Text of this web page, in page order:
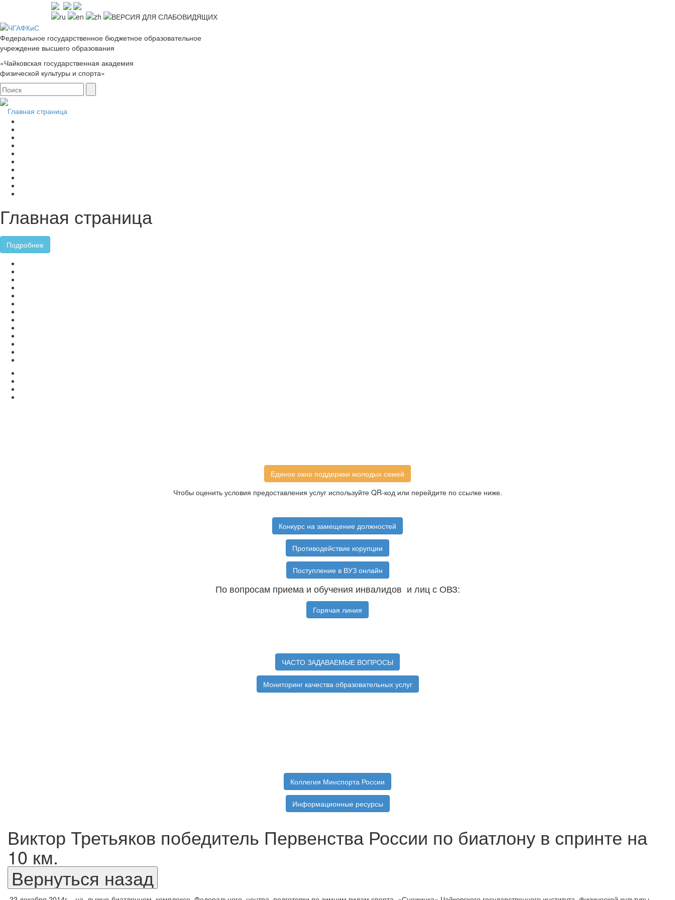
Федеральное государственное бюджетное образовательное
учреждение высшего образования
«Чайковская государственная академия
физической культуры и спорта»
Главная страница
Главная страница
Подробнее
Единое окно поддержки молодых семей
Чтобы оценить условия предоставления услуг используйте QR-код или перейдите по ссылке ниже.
Конкурс на замещение должностей
Противодействие корупции
Поступление в ВУЗ онлайн
По вопросам приема и обучения инвалидов и лиц с ОВЗ:
Горячая линия
ЧАСТО ЗАДАВАЕМЫЕ ВОПРОСЫ
Мониторинг качества образовательных услуг
Коллегия Минспорта России
Информационные ресурсы
Виктор Третьяков победитель Первенства России по биатлону в спринте на
10 км.